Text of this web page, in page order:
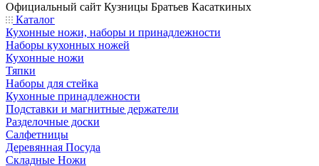
Официальный сайт Кузницы Братьев Касаткиных
Каталог
Кухонные ножи, наборы и принадлежности
Наборы кухонных ножей
Кухонные ножи
Тяпки
Наборы для стейка
Кухонные принадлежности
Подставки и магнитные держатели
Разделочные доски
Салфетницы
Деревянная Посуда
Складные Ножи